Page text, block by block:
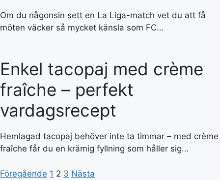
Om du någonsin sett en La Liga-match vet du att få
möten väcker så mycket känsla som FC…
Enkel tacopaj med crème
fraîche – perfekt
vardagsrecept
Hemlagad tacopaj behöver inte ta timmar – med crème
fraîche får du en krämig fyllning som håller sig…
Föregående 1 2 3 Nästa